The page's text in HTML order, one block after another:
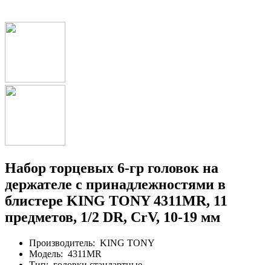
Набор торцевых 6-гр головок на
держателе с принадлежностями в
блистере KING TONY 4311MR, 11
предметов, 1/2 DR, CrV, 10-19 мм
Производитель: KING TONY
Модель: 4311MR